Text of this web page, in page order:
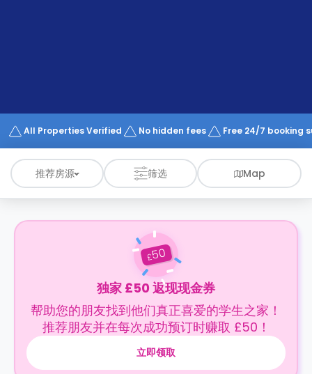
Works
All Properties Verified No hidden fees Free 24/7 booking
推荐房源 筛选 Map
£50
独家 £50 返现现金券
帮助您的朋友找到他们真正喜爱的学生之家！
推荐朋友并在每次成功预订时赚取 £50！
立即领取